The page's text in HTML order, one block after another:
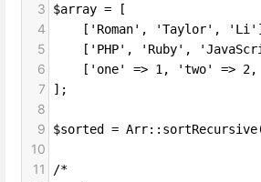
3
$array = [
4
['Roman', 'Taylor',
5
['PHP', 'Ruby',
6
['one' => 1, 'two' => 2,
7 ];
8
9
$sorted =
10
11
/*